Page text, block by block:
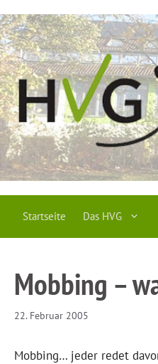
Inhalt
springen
Startseite Das HVG
Mobbing –
22. Februar 2005
Mobbing… jeder redet